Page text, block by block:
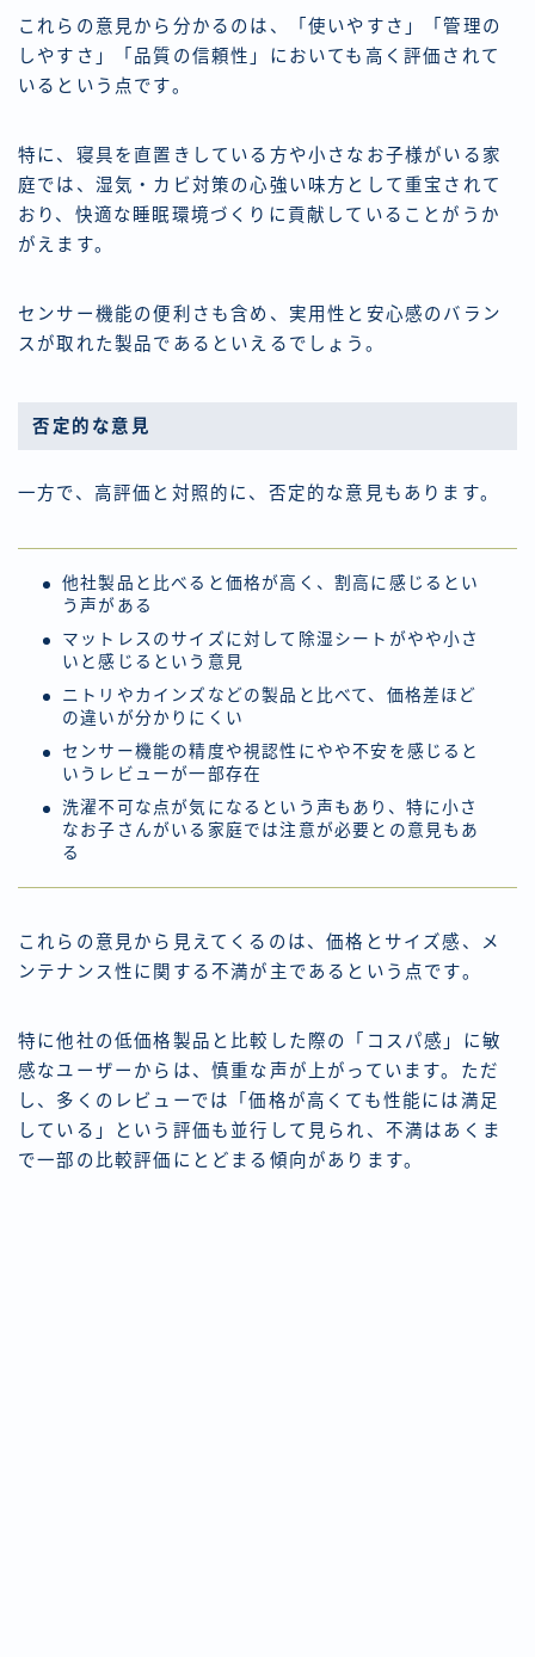
これらの意見から分かるのは、「使いやすさ」「管理の
しやすさ」「品質の信頼性」においても高く評価されて
いるという点です。
特に、寝具を直置きしている方や小さなお子様がいる家
庭では、湿気・カビ対策の心強い味方として重宝されて
おり、快適な睡眠環境づくりに貢献していることがうか
がえます。
センサー機能の便利さも含め、実用性と安心感のバラン
スが取れた製品であるといえるでしょう。
否定的な意見
一方で、高評価と対照的に、否定的な意見もあります。
他社製品と比べると価格が高く、割高に感じるとい
う声がある
マットレスのサイズに対して除湿シートがやや小さ
いと感じるという意見
ニトリやカインズなどの製品と比べて、価格差ほど
の違いが分かりにくい
センサー機能の精度や視認性にやや不安を感じると
いうレビューが一部存在
洗濯不可な点が気になるという声もあり、特に小さ
なお子さんがいる家庭では注意が必要との意見もあ
る
これらの意見から見えてくるのは、価格とサイズ感、メ
ンテナンス性に関する不満が主であるという点です。
特に他社の低価格製品と比較した際の「コスパ感」に敏
感なユーザーからは、慎重な声が上がっています。ただ
し、多くのレビューでは「価格が高くても性能には満足
している」という評価も並行して見られ、不満はあくま
で一部の比較評価にとどまる傾向があります。